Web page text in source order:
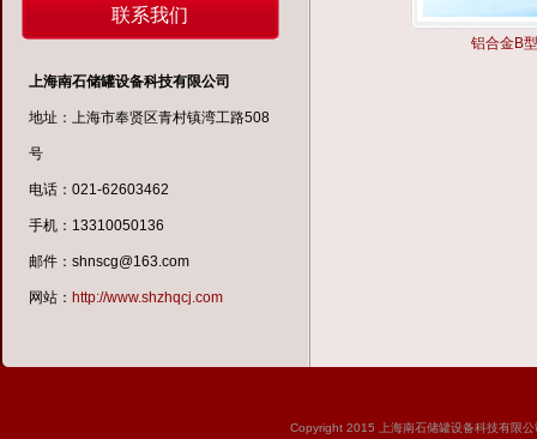
联系我们
上海南石储罐设备科技有限公司
地址：上海市奉贤区青村镇湾工路508
号
电话：021-62603462
手机：13310050136
邮件：shnscg@163.com
网站： http://www.shzhqcj.com
铝合金B
Copyright 2015 上海南石储罐设备科技有限